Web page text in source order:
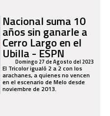
Nacional suma 10
años sin ganarle a
Cerro Largo en el
Ubilla - ESPN
Domingo 27 de Agosto del 2023
El Tricolor igualó 2 a 2 con los
arachanes, a quienes no vencen
en el escenario de Melo desde
noviembre de 2013.